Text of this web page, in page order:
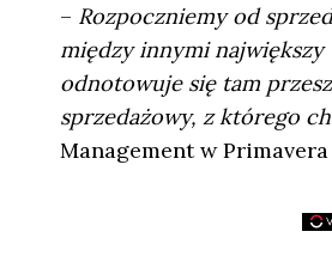
– Rozpoczniemy od
między innymi największy
odnotowuje się tam
sprzedażowy, z którego
Management w